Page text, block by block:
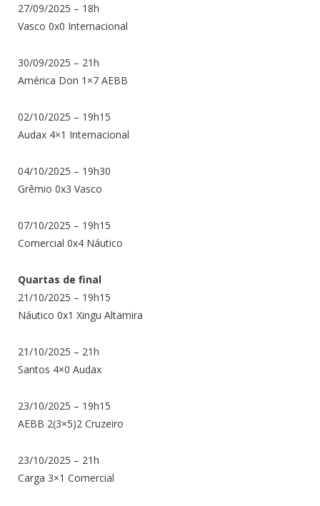
27/09/2025 – 18h
Vasco 0x0 Internacional
30/09/2025 – 21h
América Don 1×7 AEBB
02/10/2025 – 19h15
Audax 4×1 Internacional
04/10/2025 – 19h30
Grêmio 0x3 Vasco
07/10/2025 – 19h15
Comercial 0x4 Náutico
Quartas de final
21/10/2025 – 19h15
Náutico 0x1 Xingu Altamira
21/10/2025 – 21h
Santos 4×0 Audax
23/10/2025 – 19h15
AEBB 2(3×5)2 Cruzeiro
23/10/2025 – 21h
Carga 3×1 Comercial